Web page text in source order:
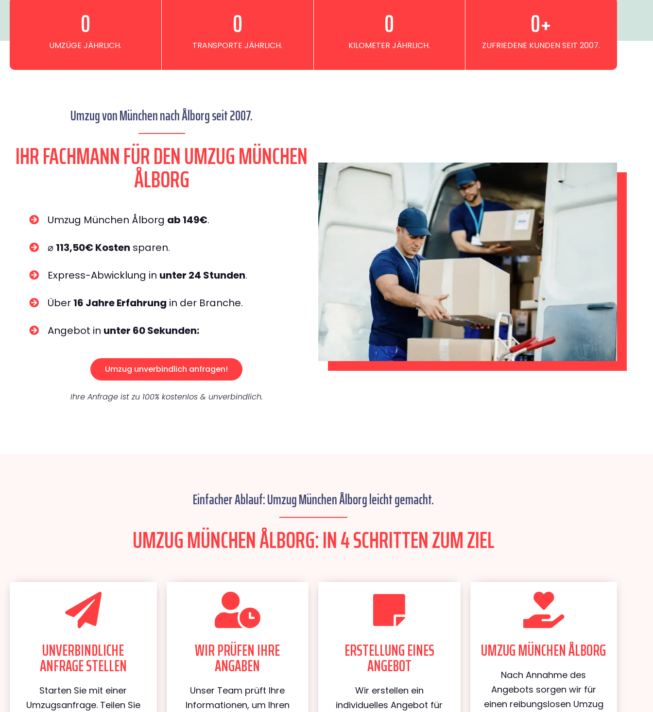
UMZÜGE JÄHRLICH.
0
TRANSPORTE JÄHRLICH.
0
KILOMETER JÄHRLICH.
0
ZUFRIEDENE KUNDEN SEIT 2007.
0+
Umzug von München nach Ålborg seit 2007.
IHR FACHMANN FÜR DEN UMZUG MÜNCHEN
ÅLBORG
Umzug München Ålborg ab 149€.
⌀ 113,50€ Kosten sparen.
Express-Abwicklung in unter 24 Stunden.
Über 16 Jahre Erfahrung in der Branche.
Angebot in unter 60 Sekunden:
Umzug unverbindlich anfragen!
Ihre Anfrage ist zu 100% kostenlos & unverbindlich.
Einfacher Ablauf: Umzug München Ålborg leicht gemacht.
UMZUG MÜNCHEN ÅLBORG: IN 4 SCHRITTEN ZUM ZIEL
UNVERBINDLICHE
ANFRAGE STELLEN
Starten Sie mit einer
Umzugsanfrage. Teilen Sie
WIR PRÜFEN IHRE
ANGABEN
Unser Team prüft Ihre
Informationen, um Ihren
ERSTELLUNG EINES
ANGEBOT
Wir erstellen ein
individuelles Angebot für
UMZUG MÜNCHEN ÅLBORG
Nach Annahme des
Angebots sorgen wir für
einen reibungslosen Umzug